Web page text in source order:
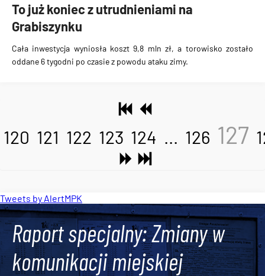
To już koniec z utrudnieniami na
Grabiszynku
Cała inwestycja wyniosła koszt 9,8 mln zł, a torowisko zostało
oddane 6 tygodni po czasie z powodu ataku zimy.
120 121 122 123 124 ... 126 127
Tweets by AlertMPK
Raport specjalny: Zmiany w
komunikacji miejskiej